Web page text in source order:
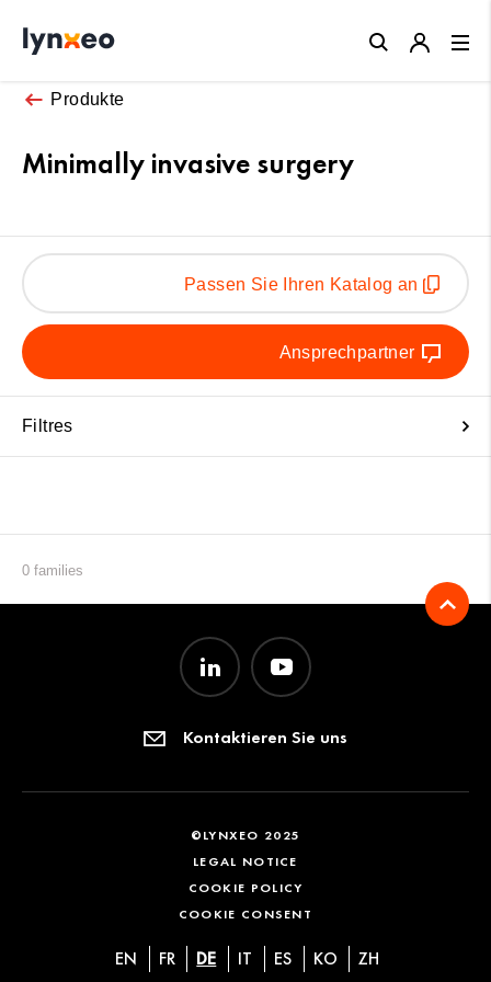
Produkte
Minimally invasive surgery
Passen Sie Ihren Katalog an
Ansprechpartner
Filtres
0 families
Close
Kontaktieren Sie uns
©LYNXEO 2025
LEGAL NOTICE
COOKIE POLICY
COOKIE CONSENT
EN FR DE IT ES KO ZH